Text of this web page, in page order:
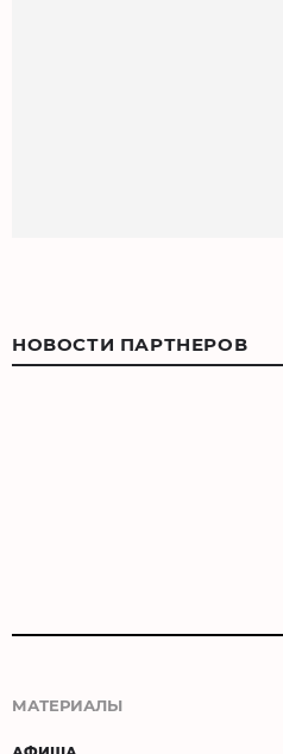
НОВОСТИ ПАРТНЕРОВ
МАТЕРИАЛЫ